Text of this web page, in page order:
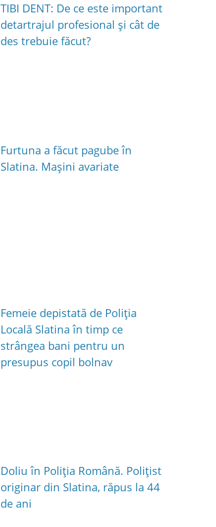
TIBI DENT: De ce este important
detartrajul profesional și cât de
des trebuie făcut?
Furtuna a făcut pagube în
Slatina. Mașini avariate
Femeie depistată de Poliția
Locală Slatina în timp ce
strângea bani pentru un
presupus copil bolnav
Doliu în Poliția Română. Polițist
originar din Slatina, răpus la 44
de ani